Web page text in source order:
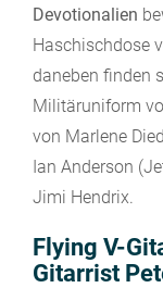
Devotionalien
Haschischdose
daneben finden
Militäruniform
von Marlene
Ian Anderson
Jimi Hendrix.
Flying V-
Gitarrist